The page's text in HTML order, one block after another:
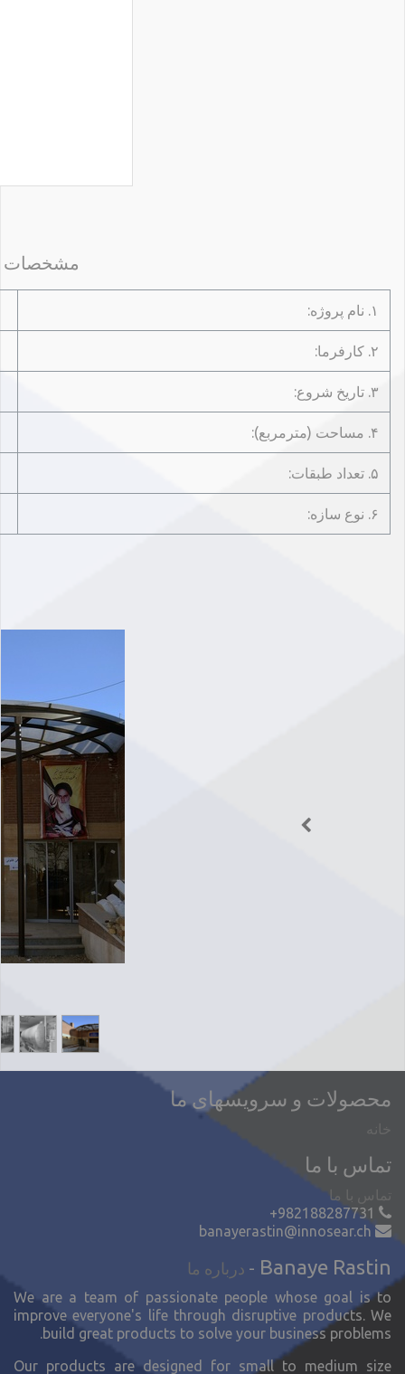
مشخصات
۱. نام پروژه:
۲. کارفرما:
۳. تاریخ شروع:
۴. مساحت (مترمربع):
۵. تعداد طبقات:
۶. نوع سازه:
محصولات و سرویسهای ما
خانه
تماس با ما
تماس با ما
+982188287731
banayerastin@innosear.ch
Banaye Rastin
- درباره ما
We are a team of passionate people whose goal is to
improve everyone's life through disruptive products. We
build great products to solve your business problems.
Our products are designed for small to medium size